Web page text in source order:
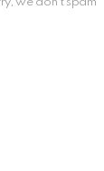
we don't spam